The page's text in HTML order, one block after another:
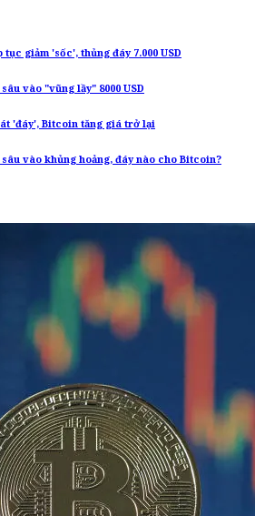
giảm 'sốc', thủng đáy 7.000 USD
vào "vũng lầy" 8000 USD
'đáy', Bitcoin tăng giá trở lại
vào khủng hoảng, đáy nào cho Bitcoin?